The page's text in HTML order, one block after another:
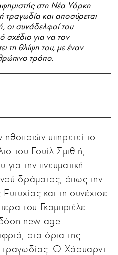
στη Νέα Υόρκη
τραγωδία και αποσύρεται
οι συνάδελφοί του
σχέδιο για να τον
τη θλίψη του, με έναν
τρόπο.
ηθοποιών υπηρετεί το
του Γουίλ Σμιθ ή,
για την πνευματική
δράματος, όπως την
και τη συνέχισε
του Γκαμπριέλε
new age
στα όρια της
τραγωδίας. Ο Χάουαρντ